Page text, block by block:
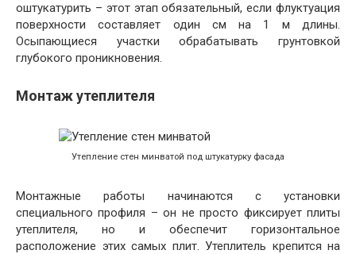
оштукатурить – этот этап обязательный, если флуктуация
поверхности составляет один см на 1 м длины.
Осыпающиеся участки обрабатывать грунтовкой
глубокого проникновения.
Монтаж утеплителя
Утепление стен минватой под штукатурку фасада
Монтажные работы начинаются с установки
специального профиля – он не просто фиксирует плиты
утеплителя, но и обеспечит горизонтальное
расположение этих самых плит. Утеплитель крепится на